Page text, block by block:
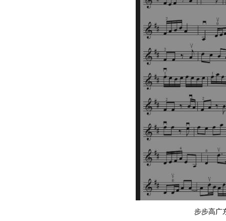
步步高广